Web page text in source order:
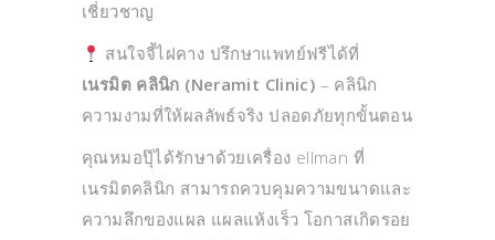
เชี่ยวชาญ
สนใจจี้ไฝคาง ปรึกษาแพทย์ฟรีได้ที่
เนรมิต คลินิก (Neramit Clinic) – คลินิก
ความงามที่ให้ผลลัพธ์จริง ปลอดภัยทุกขั้นตอน
คุณหมอปุ๊ได้รักษาด้วยเครื่อง ellman ที่
เนรมิตคลินิก สามารถควบคุมความขนาดและ
ความลึกของแผล แผลแห้งเร็ว โอกาสเกิดรอย